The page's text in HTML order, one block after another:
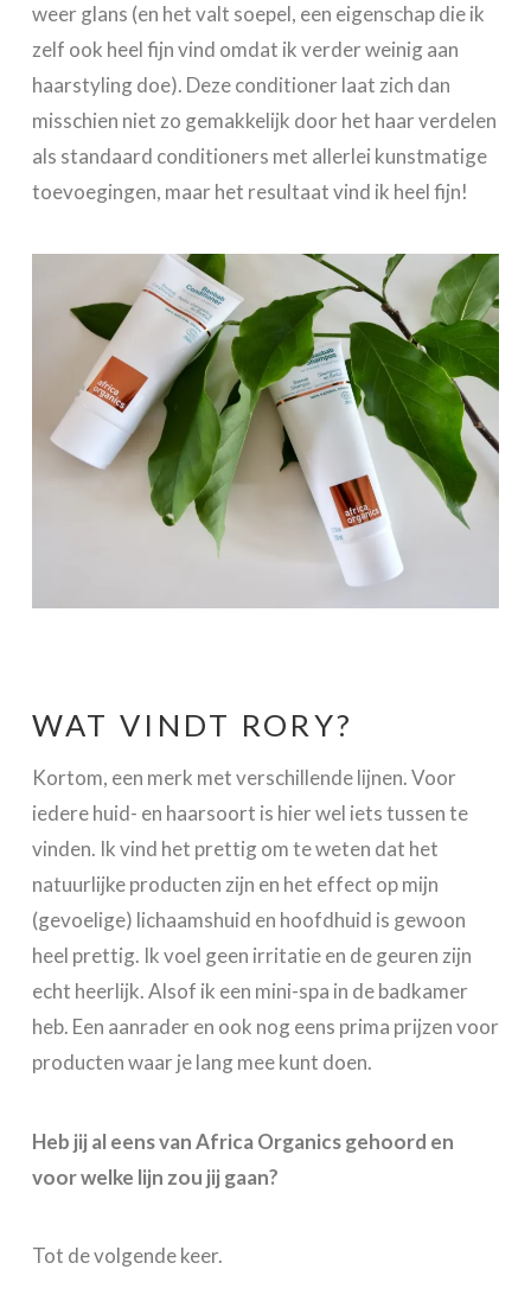
weer glans (en het valt soepel, een eigenschap die ik
zelf ook heel fijn vind omdat ik verder weinig aan
haarstyling doe). Deze conditioner laat zich dan
misschien niet zo gemakkelijk door het haar verdelen
als standaard conditioners met allerlei kunstmatige
toevoegingen, maar het resultaat vind ik heel fijn!
WAT VINDT RORY?
Kortom, een merk met verschillende lijnen. Voor
iedere huid- en haarsoort is hier wel iets tussen te
vinden. Ik vind het prettig om te weten dat het
natuurlijke producten zijn en het effect op mijn
(gevoelige) lichaamshuid en hoofdhuid is gewoon
heel prettig. Ik voel geen irritatie en de geuren zijn
echt heerlijk. Alsof ik een mini-spa in de badkamer
heb. Een aanrader en ook nog eens prima prijzen voor
producten waar je lang mee kunt doen.
Heb jij al eens van Africa Organics gehoord en
voor welke lijn zou jij gaan?
Tot de volgende keer.